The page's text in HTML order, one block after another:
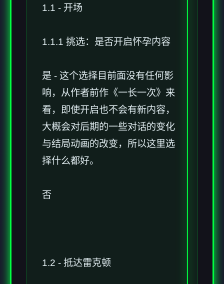
1.1 - 开场
1.1.1 挑选：是否开启怀孕内容
是 - 这个选择目前面没有任何影
响，从作者前作《一长一次》来
看，即使开启也不会有新内容，
大概会对后期的一些对话的变化
与结局动画的改变，所以这里选
择什么都好。
否
1.2 - 抵达雷克顿